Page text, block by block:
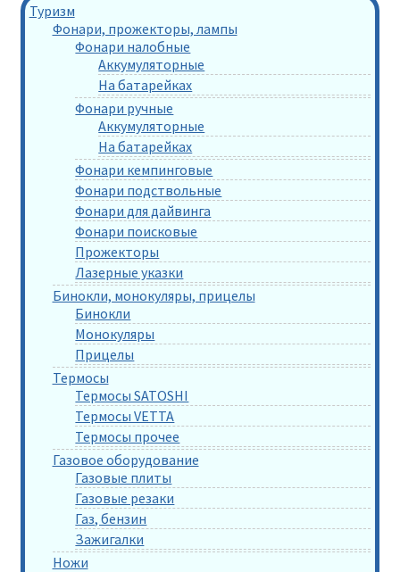
Туризм
Фонари, прожекторы, лампы
Фонари налобные
Аккумуляторные
На батарейках
Фонари ручные
Аккумуляторные
На батарейках
Фонари кемпинговые
Фонари подствольные
Фонари для дайвинга
Фонари поисковые
Прожекторы
Лазерные указки
Бинокли, монокуляры, прицелы
Бинокли
Монокуляры
Прицелы
Термосы
Термосы SATOSHI
Термосы VETTA
Термосы прочее
Газовое оборудование
Газовые плиты
Газовые резаки
Газ, бензин
Зажигалки
Ножи